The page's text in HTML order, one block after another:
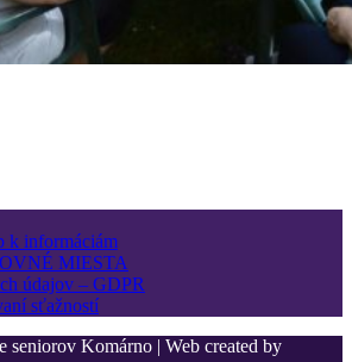
k informáciám
MIESTA
údajov – GDPR
sťažností
seniorov Komárno | Web created by